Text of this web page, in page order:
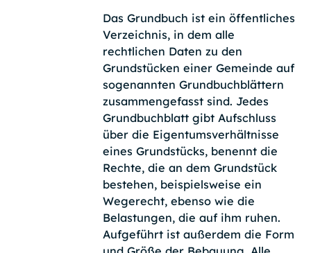
Das Grundbuch ist ein öffentliches
Verzeichnis, in dem alle
rechtlichen Daten zu den
Grundstücken einer Gemeinde auf
sogenannten Grundbuchblättern
zusammengefasst sind. Jedes
Grundbuchblatt gibt Aufschluss
über die Eigentumsverhältnisse
eines Grundstücks, benennt die
Rechte, die an dem Grundstück
bestehen, beispielsweise ein
Wegerecht, ebenso wie die
Belastungen, die auf ihm ruhen.
Aufgeführt ist außerdem die Form